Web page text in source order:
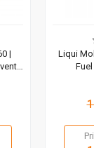
|
Liqui